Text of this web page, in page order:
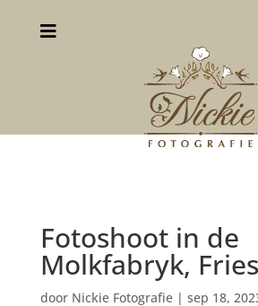

Fotoshoot in de
Molkfabryk,
door Nickie Fotografie| sep 18,